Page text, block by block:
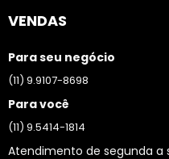
VENDAS
Para seu negócio
(11) 9.9107-8698
Para você
(11) 9.5414-1814
Atendimento de segunda a